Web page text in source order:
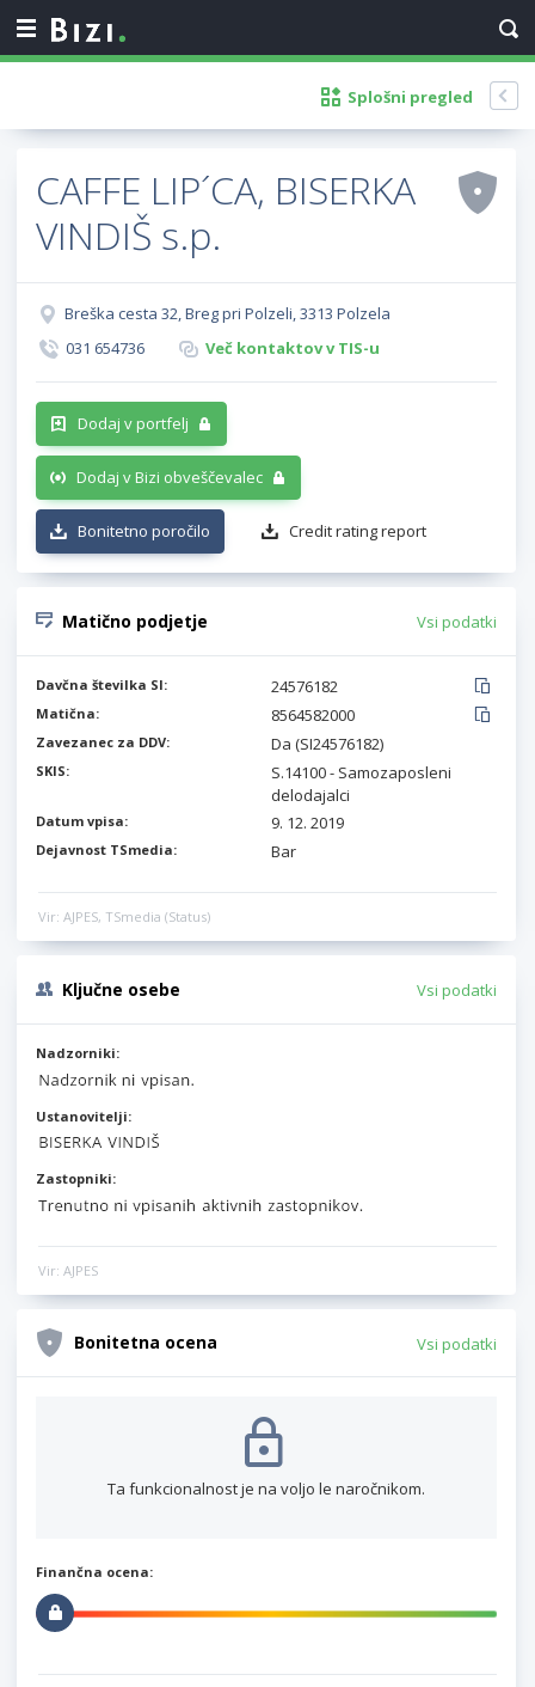
Splošni pregled
CAFFE LIP´CA, BISERKA
VINDIŠ s.p.
Breška cesta 32, Breg pri Polzeli, 3313 Polzela
031 654736
Več kontaktov v TIS-u
Dodaj v portfelj
Dodaj v Bizi obveščevalec
Bonitetno poročilo Credit rating report
Matično podjetje Vsi podatki
Davčna številka SI: 24576182
Matična: 8564582000
Zavezanec za DDV: Da (SI24576182)
SKIS:
S.14100 - Samozaposleni
delodajalci
Datum vpisa: 9. 12. 2019
Dejavnost TSmedia: Bar
Vir: AJPES, TSmedia (Status)
Ključne osebe Vsi podatki
Nadzorniki:
Ustanovitelji:
Zastopniki:
Vir: AJPES
Bonitetna ocena Vsi podatki
Ta funkcionalnost je na voljo le naročnikom.
Finančna ocena: